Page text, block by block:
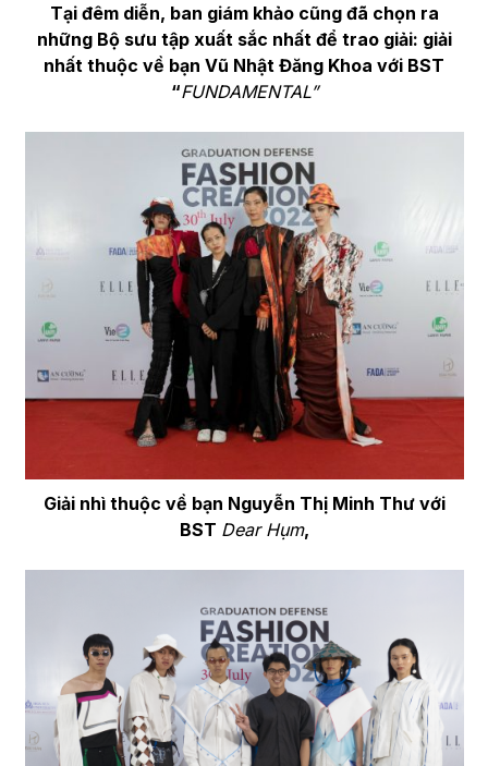
Tại đêm diễn, ban giám khảo cũng đã chọn ra
những Bộ sưu tập xuất sắc nhất để trao giải: giải
nhất thuộc về bạn Vũ Nhật Đăng Khoa với BST
“FUNDAMENTAL”
Giải nhì thuộc về bạn Nguyễn Thị Minh Thư với
BST Dear Hụm,